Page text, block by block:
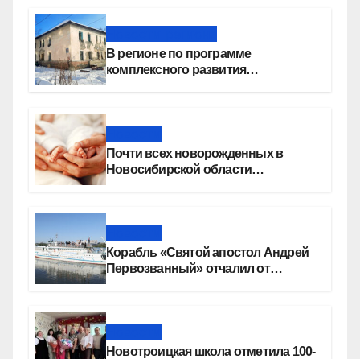
В регионе по программе
комплексного развития
Почти всех новорожденных в
Новосибирской области
Корабль «Святой апостол Андрей
Первозванный» отчалил от
Новотроицкая школа отметила 100-